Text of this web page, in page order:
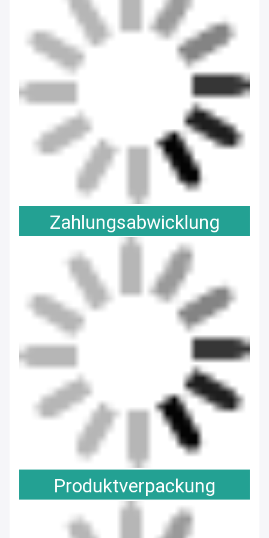
Ausstellung
Hauptmarkt
Zahlungsabwicklung
Produktverpackung
Häufig gestellte Fragen
F1: Was ist der Vorteil Ihres Unternehmens?A1. Unser
Unternehmen verfügt über ein professionelles Team und
eine professionelle Produktionslinie. F2: Warum sollte ich
Ihre Produkte wählen?A2. Unsere Produkte sind von hoher
Qualität und niedrigen Preisen.
Kann das Logo und die
Farbe angepasst werden?
A3. Ja, wir begrüßen Sie, um
Muster benutzerdefiniert
F4: Gibt es noch andere gute
Dienstleistungen, die Ihr Unternehmen anbieten kann?
Ja, wir bieten einen guten Kundendienst und eine schnelle